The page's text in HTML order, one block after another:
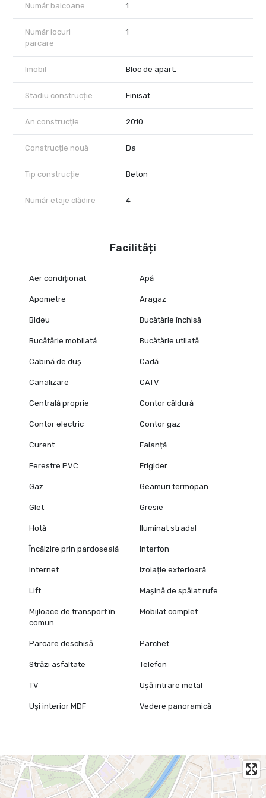
Număr balcoane 1
Număr locuri
parcare
1
Imobil Bloc de apart.
Stadiu construcție Finisat
An construcție 2010
Construcție nouă Da
Tip construcție Beton
Număr etaje clădire 4
Facilități
Aer condiționat Apă
Apometre Aragaz
Bideu Bucătărie închisă
Bucătărie mobilată Bucătărie utilată
Cabină de duș Cadă
Canalizare CATV
Centrală proprie Contor căldură
Contor electric Contor gaz
Curent Faianță
Ferestre PVC Frigider
Gaz Geamuri termopan
Glet Gresie
Hotă Iluminat stradal
Încălzire prin pardoseală Interfon
Internet Izolație exterioară
Lift Mașină de spălat rufe
Mijloace de transport în
comun
Mobilat complet
Parcare deschisă Parchet
Străzi asfaltate Telefon
TV Ușă intrare metal
Uși interior MDF Vedere panoramică